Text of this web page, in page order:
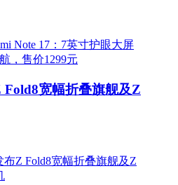
Fold8宽幅折叠旗舰及Z